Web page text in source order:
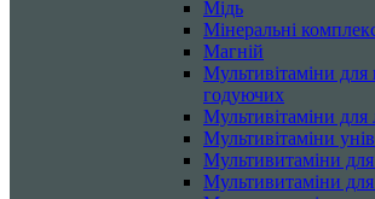
Мідь
Мінеральні
Магній
Мультивітаміни для
годуючих
Мультивітаміни для
Мультивітаміни
Мультивитаміни для
Мультивитаміни